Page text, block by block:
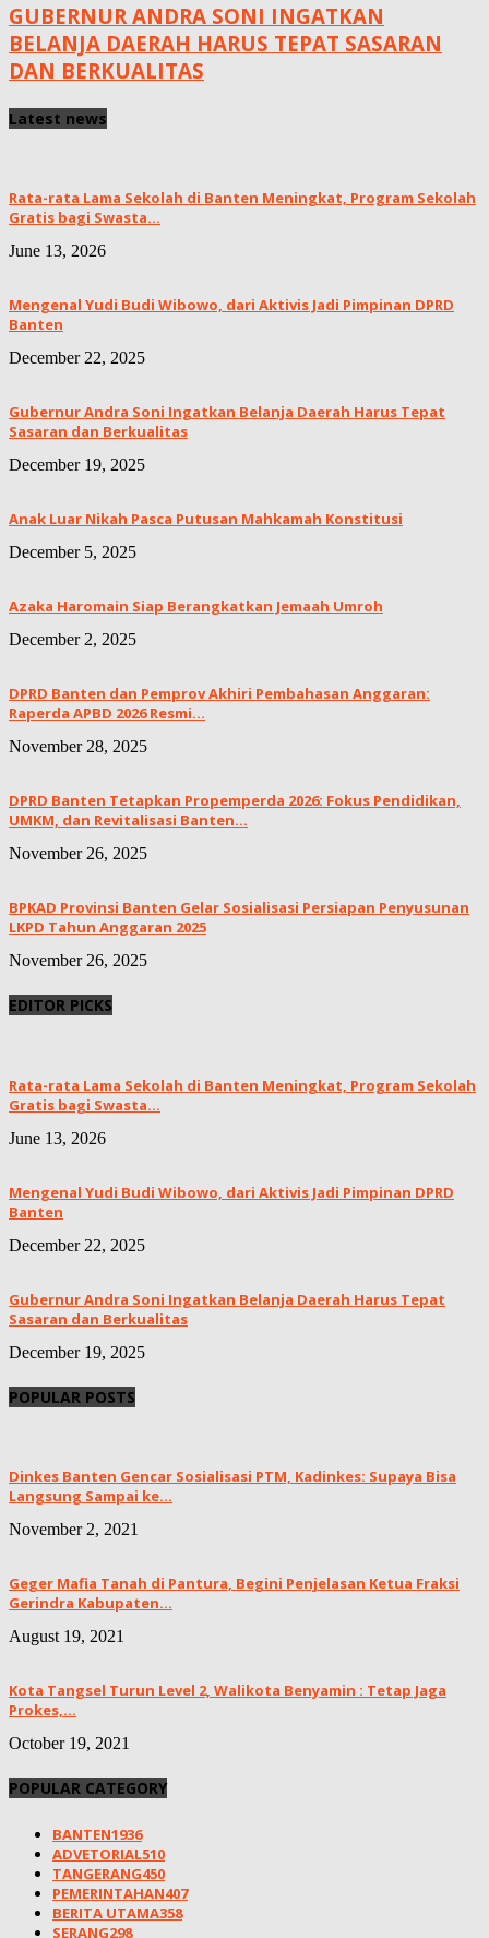
GUBERNUR ANDRA SONI INGATKAN
BELANJA DAERAH HARUS TEPAT SASARAN
DAN BERKUALITAS
Latest news
Rata-rata Lama Sekolah di Banten Meningkat, ‎Program Sekolah
Gratis bagi Swasta...
June 13, 2026
Mengenal Yudi Budi Wibowo, dari Aktivis Jadi Pimpinan DPRD
Banten
December 22, 2025
Gubernur Andra Soni Ingatkan Belanja Daerah Harus Tepat
Sasaran dan Berkualitas
December 19, 2025
Anak Luar Nikah Pasca Putusan Mahkamah Konstitusi
December 5, 2025
Azaka Haromain Siap Berangkatkan Jemaah Umroh
December 2, 2025
DPRD Banten dan Pemprov Akhiri Pembahasan Anggaran:
Raperda APBD 2026 Resmi...
November 28, 2025
DPRD Banten Tetapkan Propemperda 2026: Fokus Pendidikan,
UMKM, dan Revitalisasi Banten...
November 26, 2025
BPKAD Provinsi Banten Gelar Sosialisasi Persiapan Penyusunan
LKPD Tahun Anggaran 2025
November 26, 2025
EDITOR PICKS
Rata-rata Lama Sekolah di Banten Meningkat, ‎Program Sekolah
Gratis bagi Swasta...
June 13, 2026
Mengenal Yudi Budi Wibowo, dari Aktivis Jadi Pimpinan DPRD
Banten
December 22, 2025
Gubernur Andra Soni Ingatkan Belanja Daerah Harus Tepat
Sasaran dan Berkualitas
December 19, 2025
POPULAR POSTS
Dinkes Banten Gencar Sosialisasi PTM, Kadinkes: Supaya Bisa
Langsung Sampai ke...
November 2, 2021
Geger Mafia Tanah di Pantura, Begini Penjelasan Ketua Fraksi
Gerindra Kabupaten...
August 19, 2021
Kota Tangsel Turun Level 2, Walikota Benyamin : Tetap Jaga
Prokes,...
October 19, 2021
POPULAR CATEGORY
BANTEN1936
ADVETORIAL510
TANGERANG450
PEMERINTAHAN407
BERITA UTAMA358
SERANG298